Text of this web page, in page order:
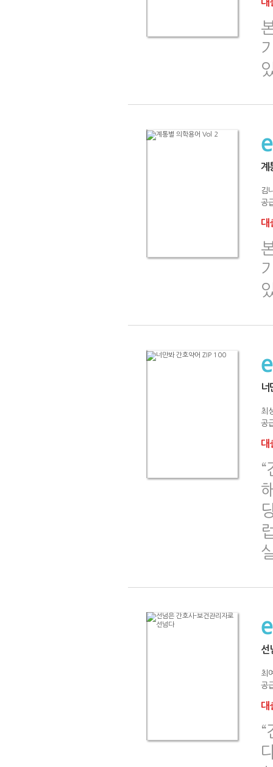
대
계
김
공
대
너
최
공
대
선
최
공
대